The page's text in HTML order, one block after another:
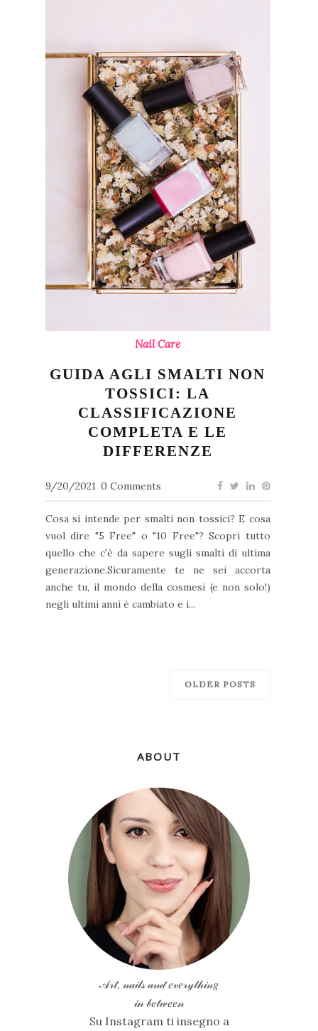
Nail Care
GUIDA AGLI SMALTI NON
TOSSICI: LA
CLASSIFICAZIONE
COMPLETA E LE
DIFFERENZE
9/20/2021 0 Comments
Cosa si intende per smalti non tossici? E cosa
vuol dire "5 Free" o "10 Free"? Scopri tutto
quello che c'è da sapere sugli smalti di ultima
generazione.Sicuramente te ne sei accorta
anche tu, il mondo della cosmesi (e non solo!)
negli ultimi anni è cambiato e i...
OLDER POSTS
ABOUT
𝒜𝓇𝓉, 𝓃𝒶𝒾𝓁𝓈 𝒶𝓃𝒹 𝑒𝓋𝑒𝓇𝓎𝓉𝒽𝒾𝓃𝑔
𝒾𝓃 𝒷𝑒𝓉𝓌𝑒𝑒𝓃
Su Instagram ti insegno a